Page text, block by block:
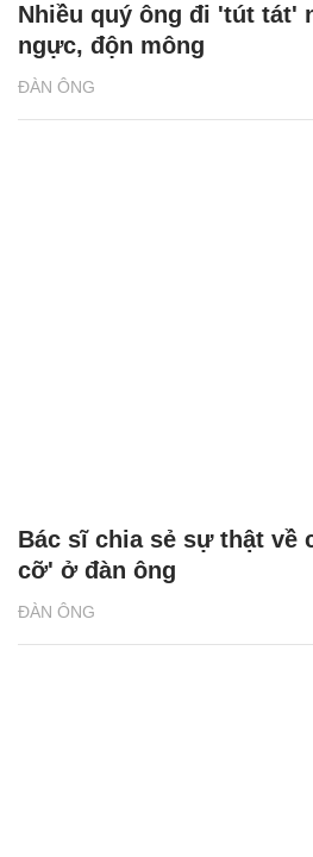
ĐÀN ÔNG
Nhiều quý ông đi 'tút tát'
ngực, độn mông
ĐÀN ÔNG
Bác sĩ chia sẻ sự thật về
cỡ' ở đàn ông